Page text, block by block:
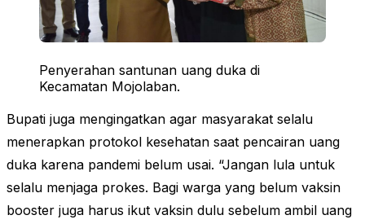
Penyerahan santunan uang duka di
Kecamatan Mojolaban.
Bupati juga mengingatkan agar masyarakat selalu
menerapkan protokol kesehatan saat pencairan uang
duka karena pandemi belum usai. “Jangan lula untuk
selalu menjaga prokes. Bagi warga yang belum vaksin
booster juga harus ikut vaksin dulu sebelum ambil uang